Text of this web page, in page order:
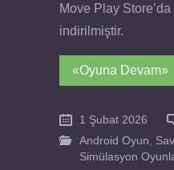
Move Play
indirilmiştir.
«Oyuna Devam»
1 Şubat 2026
Android Oyun
Simülasyon